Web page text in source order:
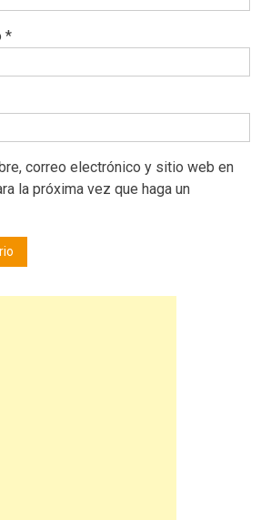
*
correo electrónico y sitio web en
la próxima vez que haga un